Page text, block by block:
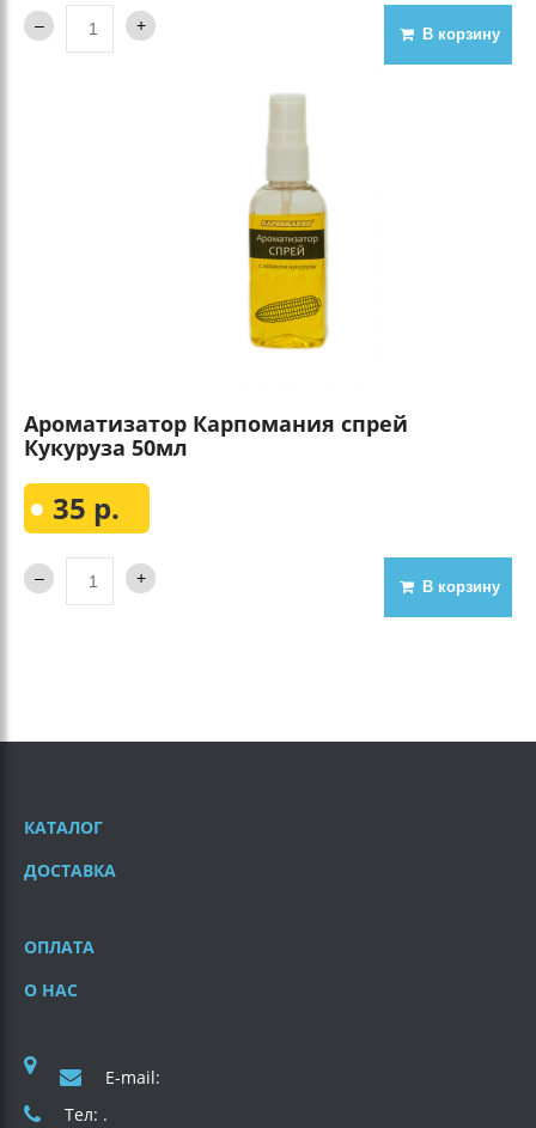
В корзину
Ароматизатор Карпомания спрей
Кукуруза 50мл
35 р.
В корзину
КАТАЛОГ
ДОСТАВКА
ОПЛАТА
О НАС
E-mail:
Тел: .